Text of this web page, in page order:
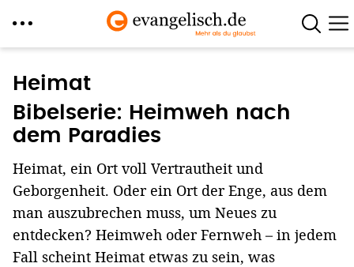
zum
Inhalt
Heimat
Bibelserie: Heimweh nach
dem Paradies
Heimat, ein Ort voll Vertrautheit und
Geborgenheit. Oder ein Ort der Enge, aus dem
man auszubrechen muss, um Neues zu
entdecken? Heimweh oder Fernweh – in jedem
Fall scheint Heimat etwas zu sein, was